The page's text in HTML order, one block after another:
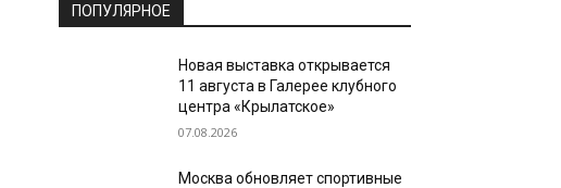
ПОПУЛЯРНОЕ
Новая выставка открывается
11 августа в Галерее клубного
центра «Крылатское»
07.08.2026
Москва обновляет спортивные